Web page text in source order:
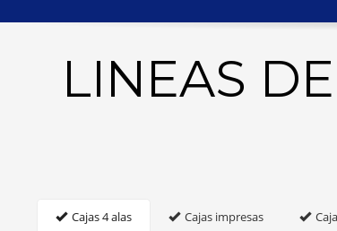
LINEAS
Cajas 4 alas Cajas impresas